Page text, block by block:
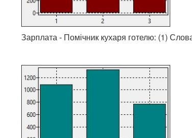
Зарплата - Помічник кухаря готелю: (1)